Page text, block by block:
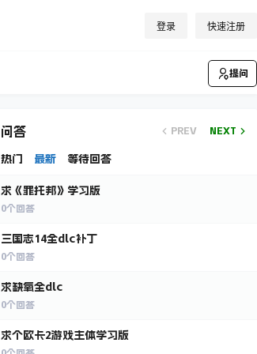
登录 快速注册
提问
问答 PREV NEXT
热门 最新 等待回答
求《罪托邦》学习版
0个回答
三国志14全dlc补丁
0个回答
求缺氧全dlc
0个回答
求个欧卡2游戏主体学习版